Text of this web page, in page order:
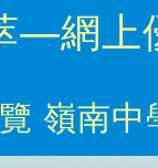
—網上
嶺南中